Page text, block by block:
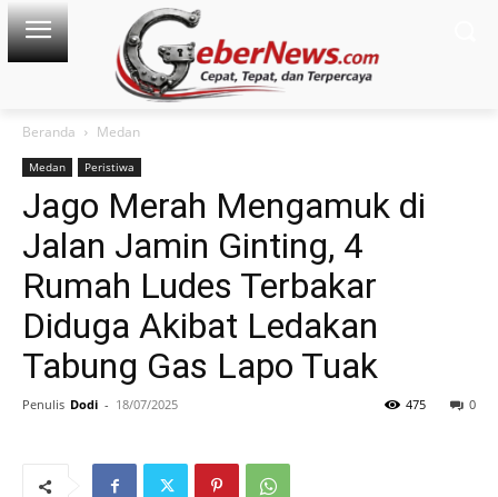
Beranda Medan
Medan Peristiwa
Jago Merah Mengamuk di
Jalan Jamin Ginting, 4
Rumah Ludes Terbakar
Diduga Akibat Ledakan
Tabung Gas Lapo Tuak
Penulis Dodi - 18/07/2025 0
475